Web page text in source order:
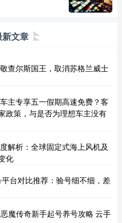
新文章
查尔斯国王，取消苏格兰威士
主专享五一假期高速免费？客
政策，与是否为理想车主没有
解析：全球固定式海上风机及
化
台对比推荐：验号细不细，差
魔传奇新手起号养号攻略 云手